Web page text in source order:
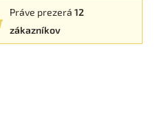
Práve prezerá 12
zákazníkov